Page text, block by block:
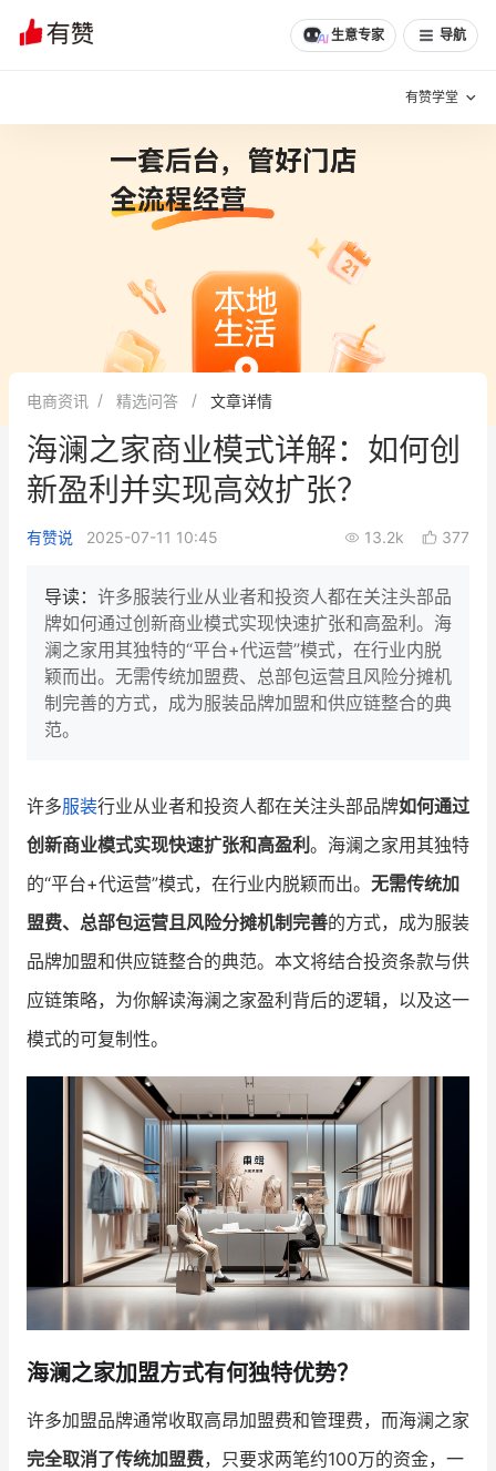
生意专家 导航
有赞学堂
增长方法
有赞专家说
新零售最佳实践
面对面聊增长
新零售大会 新零售茶会
增长产品指南
智库 产品场景库
产品更新动态
品牌消费观 行业报告
新零售资讯
培训课程
增长俱乐部
增长俱乐部 有赞商盟
商家社区 社群交流
合作共进
入驻有赞 认证代理商
认证服务商 设计服务商
电商资讯 精选问答 文章详情
海澜之家商业模式详解：如何创
新盈利并实现高效扩张？
有赞说 2025-07-11 10:45 13.2k 377
导读： 许多服装行业从业者和投资人都在关注头部品
牌如何通过创新商业模式实现快速扩张和高盈利。海
澜之家用其独特的“平台+代运营”模式，在行业内脱
颖而出。无需传统加盟费、总部包运营且风险分摊机
制完善的方式，成为服装品牌加盟和供应链整合的典
范。
许多服装行业从业者和投资人都在关注头部品牌如何通过
创新商业模式实现快速扩张和高盈利 。海澜之家用其独特
的“平台+代运营”模式，在行业内脱颖而出。 无需传统加
盟费、总部包运营且风险分摊机制完善的方式，成为服装
品牌加盟和供应链整合的典范。本文将结合投资条款与供
应链策略，为你解读海澜之家盈利背后的逻辑，以及这一
模式的可复制性。
海澜之家加盟方式有何独特优势？
许多加盟品牌通常收取高昂加盟费和管理费，而海澜之家
完全取消了传统加盟费，只要求两笔约100万的资金，一